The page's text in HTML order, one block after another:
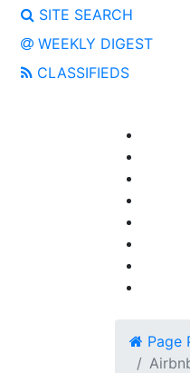
SITE SEARCH
WEEKLY DIGEST
CLASSIFIEDS
Page